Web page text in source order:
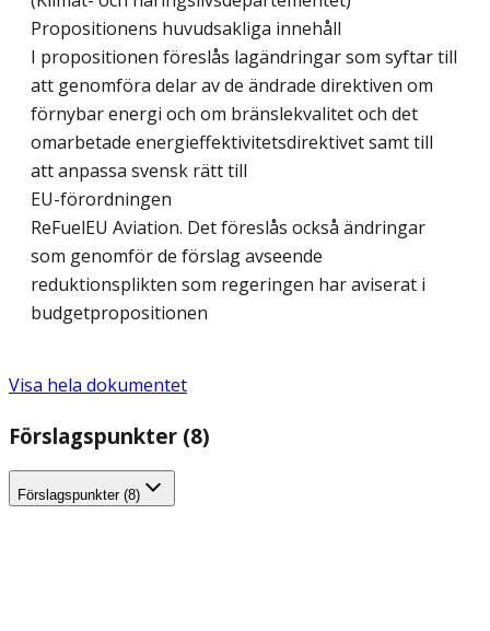
Propositionens huvudsakliga innehåll
I propositionen föreslås lagändringar som syftar till
att genomföra delar av de ändrade direktiven om
förnybar energi och om bränslekvalitet och det
omarbetade energieffektivitetsdirektivet samt till
att anpassa svensk rätt till
EU-förordningen
ReFuelEU Aviation. Det föreslås också ändringar
som genomför de förslag avseende
reduktionsplikten som regeringen har aviserat i
budgetpropositionen
Visa hela dokumentet
Förslagspunkter (8)
Förslagspunkter (8)